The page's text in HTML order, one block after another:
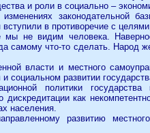
и роли в социально –
законодательной
в противоречие с
не видим человека.
самому что-то сделать.
власти и местного
социальном развитии
политики
как
населения.
развитию